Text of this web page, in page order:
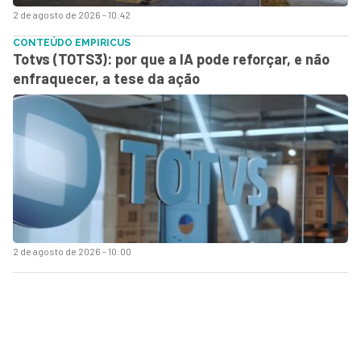
2 de agosto de 2026 - 10:42
2 de agosto de 2026 - 10:00
CONTEÚDO EMPIRICUS
Totvs (TOTS3): por que a IA pode reforçar, e não
enfraquecer, a tese da ação